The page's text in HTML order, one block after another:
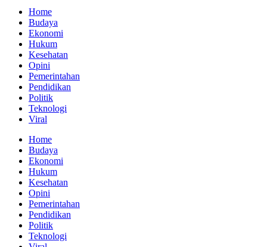
Home
Budaya
Ekonomi
Hukum
Kesehatan
Opini
Pemerintahan
Pendidikan
Politik
Teknologi
Viral
Home
Budaya
Ekonomi
Hukum
Kesehatan
Opini
Pemerintahan
Pendidikan
Politik
Teknologi